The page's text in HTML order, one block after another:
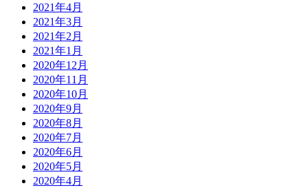
2021年4月
2021年3月
2021年2月
2021年1月
2020年12月
2020年11月
2020年10月
2020年9月
2020年8月
2020年7月
2020年6月
2020年5月
2020年4月